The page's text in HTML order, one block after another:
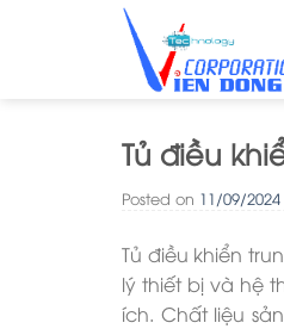
Tủ điều
Posted on 11/09/2024
Tủ điều khiển
lý thiết bị và hệ
ích. Chất liệu